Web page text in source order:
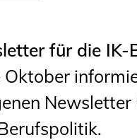
für die IK-
Oktober